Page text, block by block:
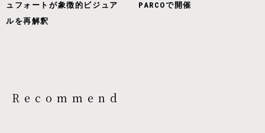
ュフォートが象徴的ビジュア
ルを再解釈
PARCOで開催
Recommend